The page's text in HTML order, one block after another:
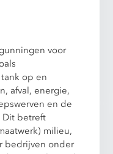
voor
op en
afval, energie,
en de
Dit betreft
milieu,
bedrijven onder